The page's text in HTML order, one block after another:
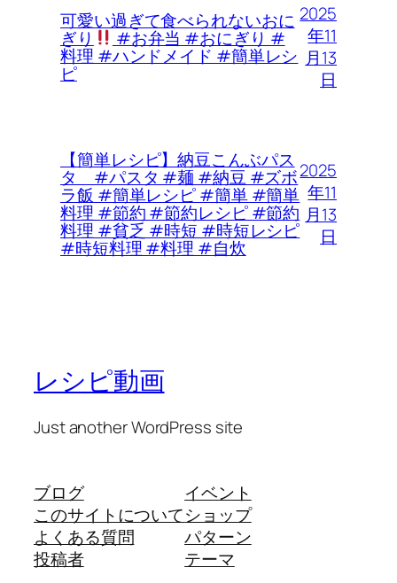
可愛い過ぎて食べられないおに
ぎり #お弁当 #おにぎり #
料理 #ハンドメイド #簡単レシ
ピ
2025
年11
月13
日
【簡単レシピ】納豆こんぶパス
タ #パスタ #麺 #納豆 #ズボ
ラ飯 #簡単レシピ #簡単 #簡単
料理 #節約 #節約レシピ #節約
料理 #貧乏 #時短 #時短レシピ
#時短料理 #料理 #自炊
2025
年11
月13
日
レシピ動画
Just another WordPress site
ブログ
このサイトについて
よくある質問
投稿者
イベント
ショップ
パターン
テーマ